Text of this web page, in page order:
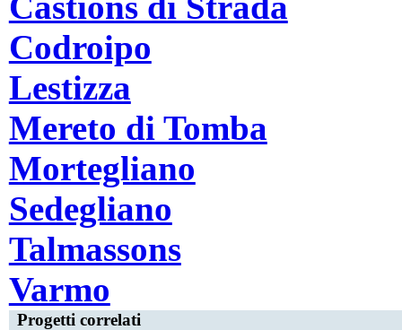
Codroipo
Lestizza
Mereto di Tomba
Mortegliano
Sedegliano
Talmassons
Varmo
Progetti correlati